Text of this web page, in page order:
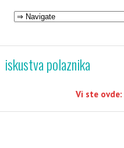
iskustva polaznika
Vi ste ovde: